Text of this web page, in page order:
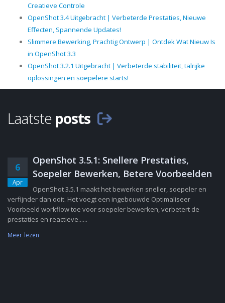
Creatieve Controle
OpenShot 3.4 Uitgebracht | Verbeterde Prestaties, Nieuwe
Effecten, Spannende Updates!
Slimmere Bewerking, Prachtig Ontwerp | Ontdek Wat Nieuw Is
in OpenShot 3.3
OpenShot 3.2.1 Uitgebracht | Verbeterde stabiliteit, talrijke
oplossingen en soepelere starts!
Laatste posts
6
Apr
OpenShot 3.5.1: Snellere Prestaties,
Soepeler Bewerken, Betere Voorbeelden
OpenShot 3.5.1 maakt het bewerken sneller, soepeler en
verfijnder dan ooit. Het voegt een ingebouwde Optimaliseer
Voorbeeld workflow toe voor soepeler bewerken, verbetert de
prestaties en reactieve......
Meer lezen